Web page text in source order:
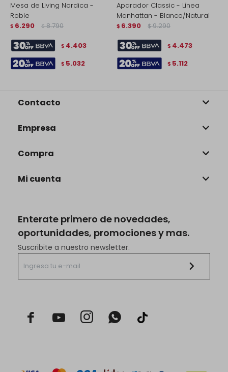
Mesa de Living Nordica -
Roble
$ 6.290 $ 8.790
$ 4.403
$ 5.032
Aparador Classic - Línea
Manhattan - Blanco/Natural
$ 6.390 $ 9.290
$ 4.473
$ 5.112
Enterate primero de novedades,
oportunidades, promociones y mas.
Suscribite a nuestro newsletter.
  
Contacto
Empresa
Compra
Mi cuenta